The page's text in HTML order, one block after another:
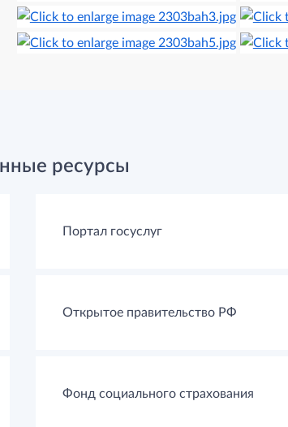
ресурсы
Портал госуслуг
Открытое правительство РФ
Фонд социального страхования